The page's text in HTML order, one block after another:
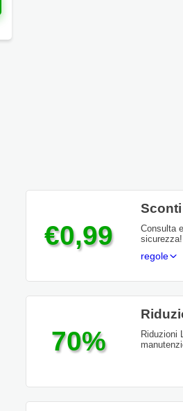
€0,99
Consulta
sicurezza!
regole
70%
Riduzioni